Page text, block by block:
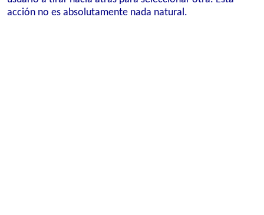
acción no es absolutamente nada natural.